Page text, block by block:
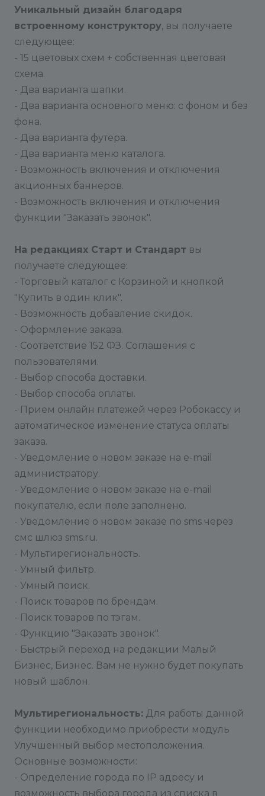
В файле _init.php Добавлены следующие
функции:
Функция №1 - для автоматического заполнения
свойства Минимальная цена при создании или
изменении товара. Свойство Минимальная цена
используется для сортировки по цене в Каталоге
товаров.
Функция №2 - необходимо использовать, если
создано несколько типов цен. По умолчанию,
корзина считает товары по минимальной цене.
Если для городов используется свой тип цен, то
при переключении города, благодаря данной
функции, корзина считает по выбранному типу
Уникальный дизайн благодаря
встроенному конструктору, вы получаете
следующее:
- 15 цветовых схем + собственная цветовая
схема.
- Два варианта шапки.
- Два варианта основного меню: с фоном и без
фона.
- Два варианта футера.
- Два варианта меню каталога.
- Возможность включения и отключения
акционных баннеров.
- Возможность включения и отключения
функции "Заказать звонок".
На редакциях Старт и Стандарт вы
получаете следующее:
- Торговый каталог с Корзиной и кнопкой
"Купить в один клик".
- Возможность добавление скидок.
- Оформление заказа.
- Соответствие 152 ФЗ. Соглашения с
пользователями.
- Выбор способа доставки.
- Выбор способа оплаты.
- Прием онлайн платежей через Робокассу и
автоматическое изменение статуса оплаты
заказа.
- Уведомление о новом заказе на e-mail
администратору.
- Уведомление о новом заказе на e-mail
покупателю, если поле заполнено.
- Уведомление о новом заказе по sms через
смс шлюз sms.ru.
- Мультирегиональность.
- Умный фильтр.
- Умный поиск.
- Поиск товаров по брендам.
- Поиск товаров по тэгам.
- Функцию "Заказать звонок".
- Быстрый переход на редакции Малый
Бизнес, Бизнес. Вам не нужно будет покупать
новый шаблон.
Мультирегиональность: Для работы данной
функции необходимо приобрести модуль
Улучшенный выбор местоположения.
Основные возможности:
- Определение города по IP адресу и
возможность выбора города из списка в